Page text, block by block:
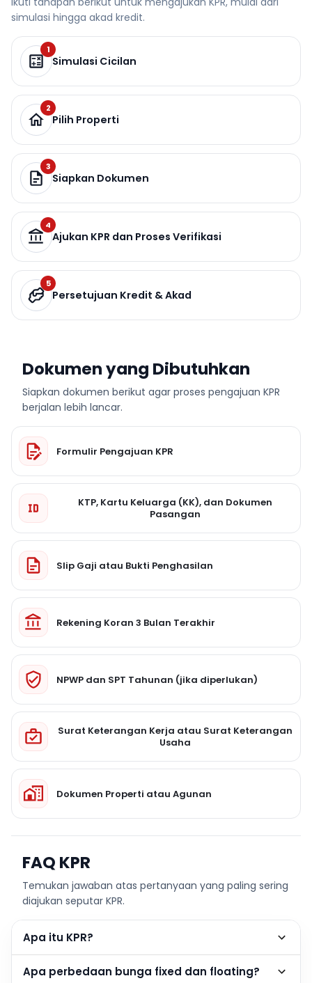
simulasi hingga akad kredit.
1
Simulasi Cicilan
2
Pilih Properti
3
Siapkan Dokumen
4
Ajukan KPR dan Proses Verifikasi
5
Persetujuan Kredit & Akad
Dokumen yang Dibutuhkan
Siapkan dokumen berikut agar proses pengajuan KPR
berjalan lebih lancar.
Formulir Pengajuan KPR
KTP, Kartu Keluarga (KK), dan Dokumen
Pasangan
Slip Gaji atau Bukti Penghasilan
Rekening Koran 3 Bulan Terakhir
NPWP dan SPT Tahunan (jika diperlukan)
Surat Keterangan Kerja atau Surat Keterangan
Usaha
Dokumen Properti atau Agunan
FAQ KPR
Temukan jawaban atas pertanyaan yang paling sering
diajukan seputar KPR.
Apa itu KPR?
Apa perbedaan bunga fixed dan floating?